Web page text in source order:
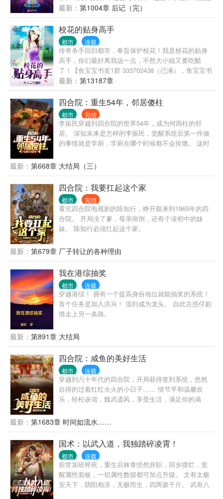
界并存，面前的一切，像是时间之墙近在眼前。 黑暗
逐渐笼罩。 可你要明白啊我的朋友，我们不能用温柔
去应对黑暗，要用火。
最新： 第1004章 后记（完）
校花的贴身高手
都市 连载
传奇杀手回归都市，奉旨保护校花！我是校花的贴身
高手，你们最好离我远一点，不然大小姐又要吃醋
了！【鱼宝宝书友1群 333702438（已满），鱼宝宝书
友2群 417723151】
最新： 第13187章
四合院：重生54年，邻居傻柱
都市 完结
李振民穿越到四合院的世界54年，成为何雨柱的邻
居。 深知未来是怎样的李振民，觉醒系统后第一件做
的事情就是学厨，学厨在哪个时候都不会挨饿。 这时
后面叫哥。 许大茂也没未来的那么坏，缠着李振民要
做徒弟。 二大爷的大儿子刘光齐也还在大院，上高
中，对李振民那是一个崇拜。 李振民一路高升，进
厂，食堂主任，后勤主任，副厂长.... 易中海在贾东旭
死后转移养老索取对象？ 秦淮茹想吸血？ 李振
民：“滚，再来送你们吃花生米！” 何雨柱：“滚，你甚
至都不叫我一声何主任。” 许大茂：“滚，别打扰我学
习，我现在要考大学！”
最新： 第668章 大结局（三）
四合院：我要扛起这个家
都市 完结
看完四合院电视剧的陈知行，睁开眼来到1965年的四
合院。 开局没了爹，母亲病倒，还有个读初中的妹
妹。 陈知行必须扛起这个家。
最新： 第679章 厂子转让的各种理由
我在港综抽奖
都市 连载
穿越港综！ 拥有一个提高身份地位就能抽奖的系统！
首个任务是加入洪兴！ 混到成为龙头。 自此古惑仔剧
情走上另一条路。
最新： 第891章 大结局
四合院：咸鱼的美好生活
都市 连载
穿越到六十年代的四合院，开局获得签到系统，悠然
自得的过着红红火火的小日子…… 情节平和温馨欢
乐，轻松诙谐，魏武遗风，享受生活，满足你的渴
最新： 第1683章 时间如流水……
国术：以武入道，我独踏碎凌霄！
都市 连载
前世加班猝死，重生后林青愤然辞职，回乡摆烂，觉
醒属性面板，一切属性数据都可加点升级。 文有太极
安天下，阴阳相济，无极而生，四两拨千斤。 武有八